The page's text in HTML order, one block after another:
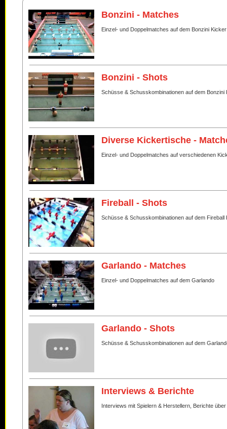
Bonzini - Matches
Einzel- und Doppelmatches auf dem Bonzini Kicker
Bonzini - Shots
Schüsse & Schusskombinationen auf dem Bonzini
Diverse Kickertische -
Einzel- und Doppelmatches auf verschiedenen
Fireball - Shots
Schüsse & Schusskombinationen auf dem Fireball
Garlando - Matches
Einzel- und Doppelmatches auf dem Garlando
Garlando - Shots
Schüsse & Schusskombinationen auf dem
Interviews & Berichte
Interviews mit Spielern & Herstellern, Berichte